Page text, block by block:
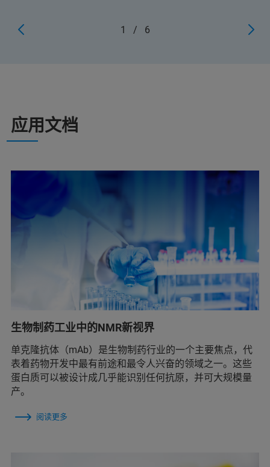
1 / 6
应用文档
生物制药工业中的NMR新视界
单克隆抗体（mAb）是生物制药行业的一个主要焦点，代
表着药物开发中最有前途和最令人兴奋的领域之一。这些
蛋白质可以被设计成几乎能识别任何抗原，并可大规模量
产。
阅读更多